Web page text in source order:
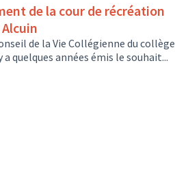
de la cour de récréation
de la Vie Collégienne du collège
quelques années émis le souhait...